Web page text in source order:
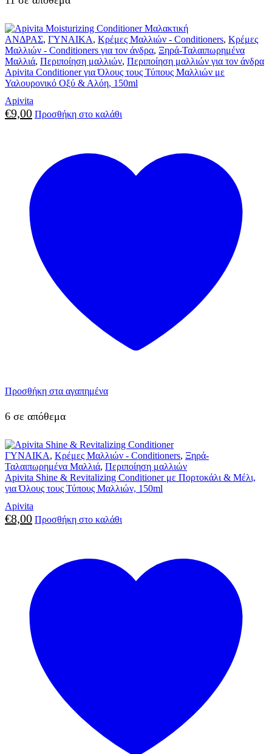
ΑΝΔΡΑΣ, ΓΥΝΑΙΚΑ, Κρέμες Μαλλιών - Conditioners, Κρέμες
Μαλλιών - Conditioners για τον άνδρα, Ξηρά-Ταλαιπωρημένα
Μαλλιά, Περιποίηση μαλλιών, Περιποίηση μαλλιών για τον άνδρα
Apivita Conditioner για Όλους τους Τύπους Μαλλιών με
Υαλουρονικό Οξύ & Αλόη, 150ml
Apivita
€9,00 Προσθήκη στο καλάθι
Προσθήκη στα αγαπημένα
6 σε απόθεμα
ΓΥΝΑΙΚΑ, Κρέμες Μαλλιών - Conditioners, Ξηρά-
Ταλαιπωρημένα Μαλλιά, Περιποίηση μαλλιών
Apivita Shine & Revitalizing Conditioner με Πορτοκάλι & Μέλι,
για Όλους τους Τύπους Μαλλιών, 150ml
Apivita
€8,00 Προσθήκη στο καλάθι